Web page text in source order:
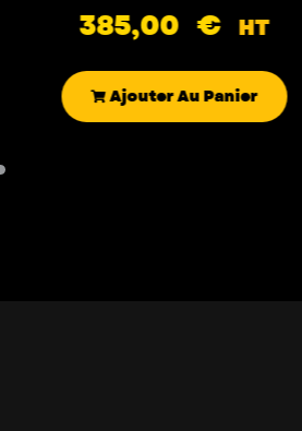
385,00€ HT
Ajouter Au Panier